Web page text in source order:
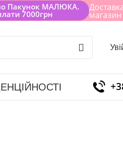
Пакунок МАЛЮКА.
7000грн